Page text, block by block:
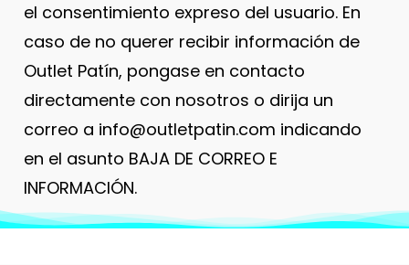
el consentimiento expreso del usuario. En
caso de no querer recibir información de
Outlet Patín, pongase en contacto
directamente con nosotros o dirija un
correo a info@outletpatin.com indicando
en el asunto BAJA DE CORREO E
INFORMACIÓN.